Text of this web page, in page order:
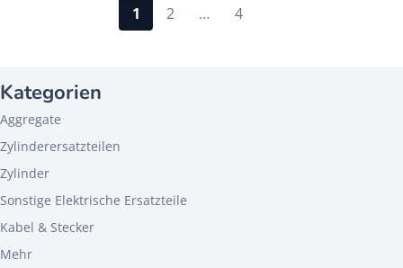
1 2 … 4
Kategorien
Aggregate
Zylinderersatzteilen
Zylinder
Sonstige Elektrische Ersatzteile
Kabel & Stecker
Mehr